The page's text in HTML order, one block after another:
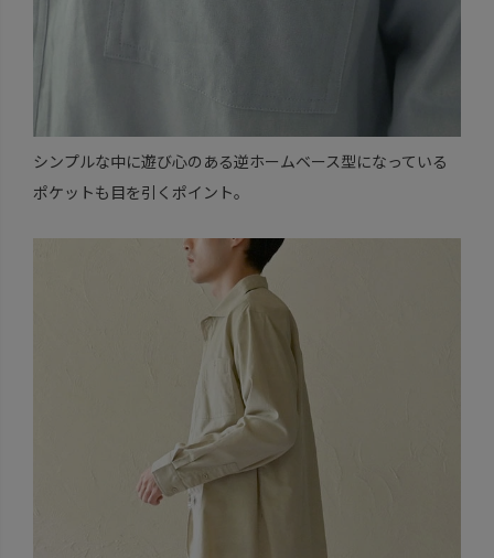
シンプルな中に遊び心のある逆ホームベース型になっている
ポケットも目を引くポイント。